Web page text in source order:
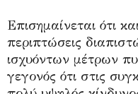
Επισημαίνεται ότι
περιπτώσεις
ισχυόντων μέτρων
γεγονός ότι στις